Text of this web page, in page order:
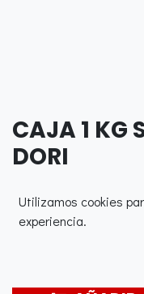
CAJA 1 KG
DORI
0,00€
Utilizamos cookies
experiencia.